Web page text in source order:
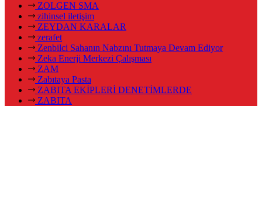
ZOLGEN SMA
zihinsel iletişim
ZEYDAN KARALAR
zerafet
Zenbilci Sahanın Nabzını Tutmaya Devam Ediyor
Zeka Enerji Merkezi Çalışması
ZAM
Zabıtaya Pasta
ZABITA EKİPLERİ DENETİMLERDE
ZABITA